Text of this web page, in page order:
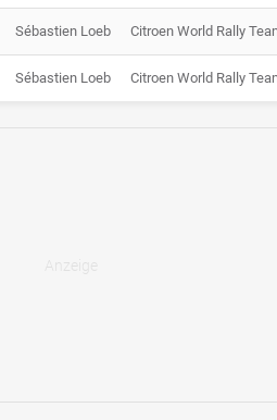
Sébastien Loeb Citroen World Rally
Sébastien Loeb Citroen World Rally